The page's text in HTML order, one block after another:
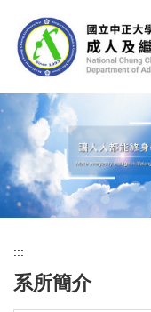
到
主
區
:::
系所簡介